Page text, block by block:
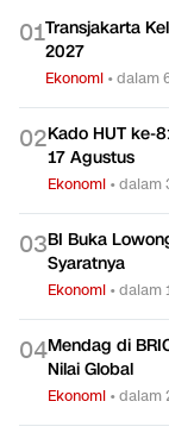
01Transjakarta
2027
Ekonomi •dalam
02Kado HUT ke-
17 Agustus
Ekonomi •dalam
03BI Buka
Syaratnya
Ekonomi •dalam
04Mendag di
Nilai Global
Ekonomi •dalam